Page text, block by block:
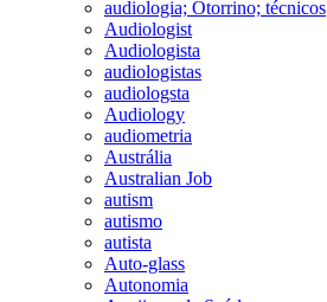
audiologia; Otorrino; técnicos
Audiologist
Audiologista
audiologistas
audiologsta
Audiology
audiometria
Austrália
Australian Job
autism
autismo
autista
Auto-glass
Autonomia